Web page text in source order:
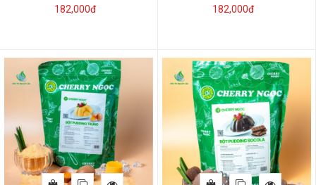
182,000đ
182,000đ